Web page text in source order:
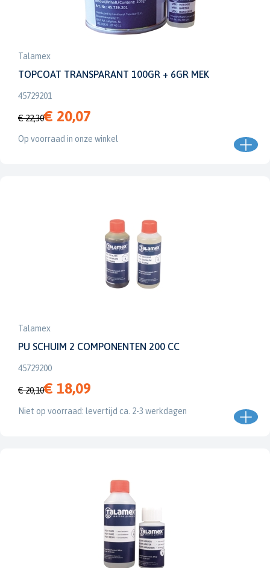
Talamex
TOPCOAT TRANSPARANT 100GR + 6GR MEK
45729201
€ 22,30€ 20,07
Op voorraad in onze winkel
Talamex
PU SCHUIM 2 COMPONENTEN 200 CC
45729200
€ 20,10€ 18,09
Niet op voorraad: levertijd ca. 2-3 werkdagen